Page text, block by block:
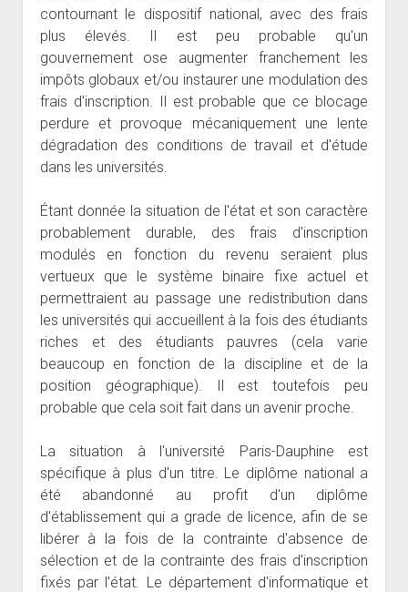
contournant le dispositif national, avec des frais
plus élevés. Il est peu probable qu'un
gouvernement ose augmenter franchement les
impôts globaux et/ou instaurer une modulation des
frais d'inscription. Il est probable que ce blocage
perdure et provoque mécaniquement une lente
dégradation des conditions de travail et d'étude
dans les universités.
Étant donnée la situation de l'état et son caractère
probablement durable, des frais d'inscription
modulés en fonction du revenu seraient plus
vertueux que le système binaire fixe actuel et
permettraient au passage une redistribution dans
les universités qui accueillent à la fois des étudiants
riches et des étudiants pauvres (cela varie
beaucoup en fonction de la discipline et de la
position géographique). Il est toutefois peu
probable que cela soit fait dans un avenir proche.
La situation à l'université Paris-Dauphine est
spécifique à plus d'un titre. Le diplôme national a
été abandonné au profit d'un diplôme
d'établissement qui a grade de licence, afin de se
libérer à la fois de la contrainte d'absence de
sélection et de la contrainte des frais d'inscription
fixés par l'état. Le département d'informatique et